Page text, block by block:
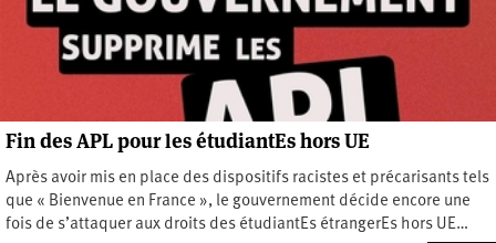
Fin des APL pour les étudiantEs hors UE
Après avoir mis en place des dispositifs racistes et précarisants tels
que « Bienvenue en France », le gouvernement décide encore une
fois de s’attaquer aux droits des étudiantEs étrangerEs hors UE…